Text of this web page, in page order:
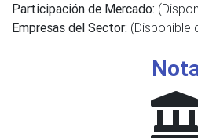
Participación de Mercado:
Empresas del Sector: (Disponible